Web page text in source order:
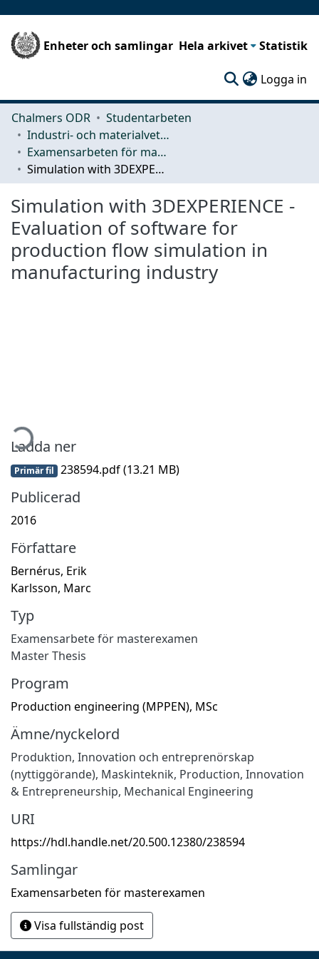
Enheter och samlingar Hela arkivet Statistik
Logga in
Chalmers ODR
Studentarbeten
Industri- och materialvetenskap (IMS)
Examensarbeten för masterexamen
Simulation with 3DEXPERIENCE - Evaluation of software for production flow simulation in manufacturing industry
Simulation with 3DEXPERIENCE -
Evaluation of software for
production flow simulation in
manufacturing industry
Ladda ner
Primär fil 238594.pdf(13.21 MB)
Publicerad
2016
Författare
Bernérus, Erik
Karlsson, Marc
Typ
Examensarbete för masterexamen
Master Thesis
Program
Production engineering (MPPEN), MSc
Ämne/nyckelord
Produktion, Innovation och entreprenörskap
(nyttiggörande), Maskinteknik, Production, Innovation
& Entrepreneurship, Mechanical Engineering
URI
https://hdl.handle.net/20.500.12380/238594
Samlingar
Examensarbeten för masterexamen
Visa fullständig post